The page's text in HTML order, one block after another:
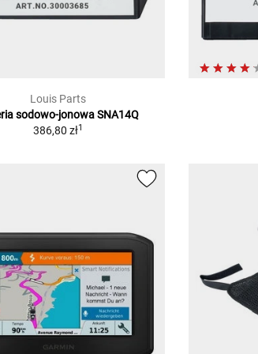
Louis Parts
sodowo-jonowa SNA14Q
386,80 zł1